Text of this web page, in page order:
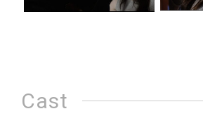
Cast